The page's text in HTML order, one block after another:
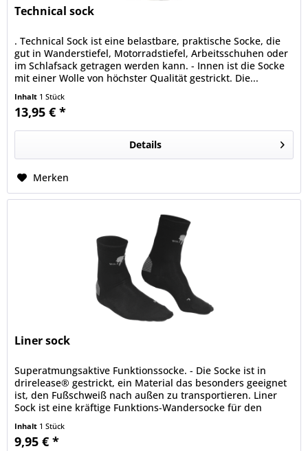
Technical sock
. Technical Sock ist eine belastbare, praktische Socke, die
gut in Wanderstiefel, Motorradstiefel, Arbeitsschuhen oder
im Schlafsack getragen werden kann. - Innen ist die Socke
mit einer Wolle von höchster Qualität gestrickt. Die...
Inhalt 1 Stück
13,95 € *
Details
Merken
Liner sock
Superatmungsaktive Funktionssocke. - Die Socke ist in
drirelease® gestrickt, ein Material das besonders geeignet
ist, den Fußschweiß nach außen zu transportieren. Liner
Sock ist eine kräftige Funktions-Wandersocke für den
Inhalt 1 Stück
9,95 € *